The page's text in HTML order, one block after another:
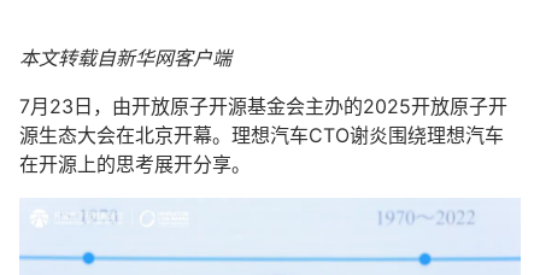
本文转载自新华网客户端
7月23日，由开放原子开源基金会主办的2025开放原子开
源生态大会在北京开幕。理想汽车CTO谢炎围绕理想汽车
在开源上的思考展开分享。